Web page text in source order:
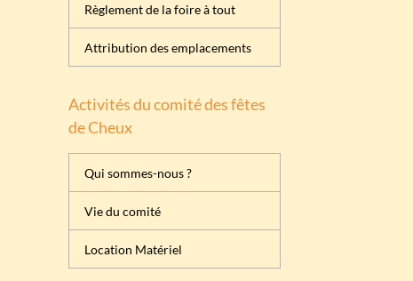
Règlement de la foire à tout
Attribution des emplacements
Activités du comité des fêtes
de Cheux
Qui sommes-nous ?
Vie du comité
Location Matériel